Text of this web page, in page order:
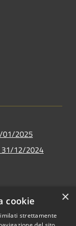
01/2025
31/12/2024
×
cookie
strettamente